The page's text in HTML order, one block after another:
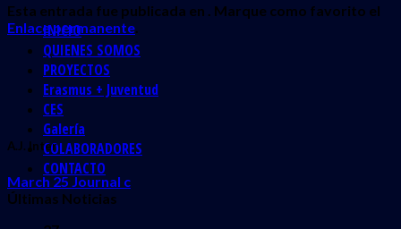
INICIO
QUIENES SOMOS
PROYECTOS
Erasmus + Juventud
CES
Galería
COLABORADORES
CONTACTO
Esta entrada fue publicada en . Marque como favorito el
Enlace permanente.
A.J. Inter
March 25 Journal c
Últimas Noticias